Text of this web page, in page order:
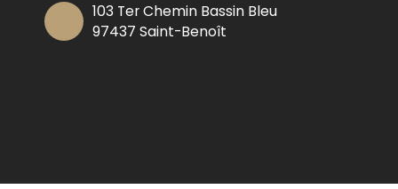
103 Ter Chemin Bassin Bleu
97437 Saint-Benoît